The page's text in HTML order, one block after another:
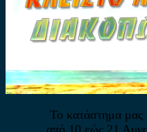
Το κατάστημα μας